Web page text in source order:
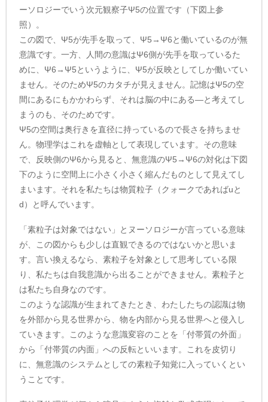
ーソロジーでいう次元観察子Ψ5の位置です（下図上参
照）。
この図で、Ψ5が先手を取って、Ψ5→Ψ6と働いているのが無
意識です。一方、人間の意識はΨ6側が先手を取っているた
めに、Ψ6→Ψ5というように、Ψ5が反映としてしか働いてい
ません。そのためΨ5のカタチが見えません。記憶はΨ5の空
間にあるにもかかわらず、それは脳の中にある―と考えてし
まうのも、そのためです。
Ψ5の空間は奥行きを直径に持っているので長さを持ちませ
ん。物理学はこれを虚軸として表現しています。その意味
で、反映側のΨ6から見ると、無意識のΨ5→Ψ6の対化は下図
下のように空間上に小さく小さく縮んだものとして見えてし
まいます。それを私たちは物質粒子（クォークであればuと
d）と呼んでいます。
「素粒子は対象ではない」とヌーソロジーが言っている意味
が、この図からも少しは直観できるのではないかと思いま
す。言い換えるなら、素粒子を対象として思考している限
り、私たちは自我意識から出ることができません。素粒子と
は私たち自身なのです。
このような認識が生まれてきたとき、わたしたちの認識は物
を外部から見る世界から、物を内部から見る世界へと侵入し
ていきます。このような意識変容のことを「付帯質の外面」
から「付帯質の内面」への反転といいます。これを皮切り
に、無意識のシステムとしての素粒子知覚に入っていくとい
うことです。